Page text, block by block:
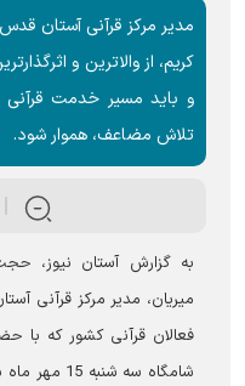
مدیر مرکز قرآنی آستان
کریم، از والاترین و
و باید مسیر خدمت قرآنی
تلاش مضاعف، هموار شود.
به گزارش آستان ‌نیوز،
میریان، مدیر مرکز قرآنی
فعالان قرآنی کشور که با
شامگاه سه